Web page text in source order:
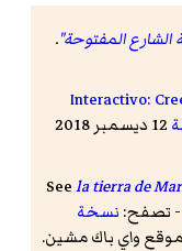
المفتوحة".
Interactivo:
12 ديسمبر 2018
Seela tierra de
- تصفح: نسخة